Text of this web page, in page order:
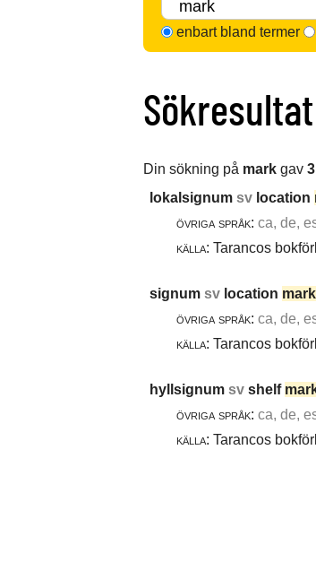
enbart bland termer
Sökresultat
Din sökning på mark gav 3
lokalsignum sv location
övriga språk: ca, de,
källa: Tarancos
signum sv location mark
övriga språk: ca, de,
källa: Tarancos
hyllsignum sv shelf
övriga språk: ca, de,
källa: Tarancos